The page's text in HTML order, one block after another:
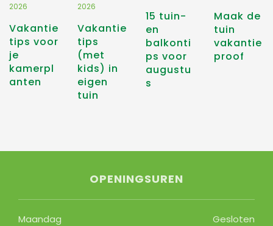
Vakantie
tips voor
je
kamerpl
anten
2026
Vakantie
tips
(met
kids) in
eigen
tuin
2026
15 tuin-
en
balkonti
ps voor
augustu
s
Maak de
tuin
vakantie
proof
OPENINGSUREN
Maandag
Gesloten